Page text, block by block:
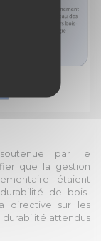
par le
que la gestion
étaient
de bois-
directive sur les
durabilité attendus